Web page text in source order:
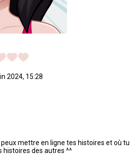
2024, 15:28
mettre en ligne tes histoires et où tu
histoires des autres ^^